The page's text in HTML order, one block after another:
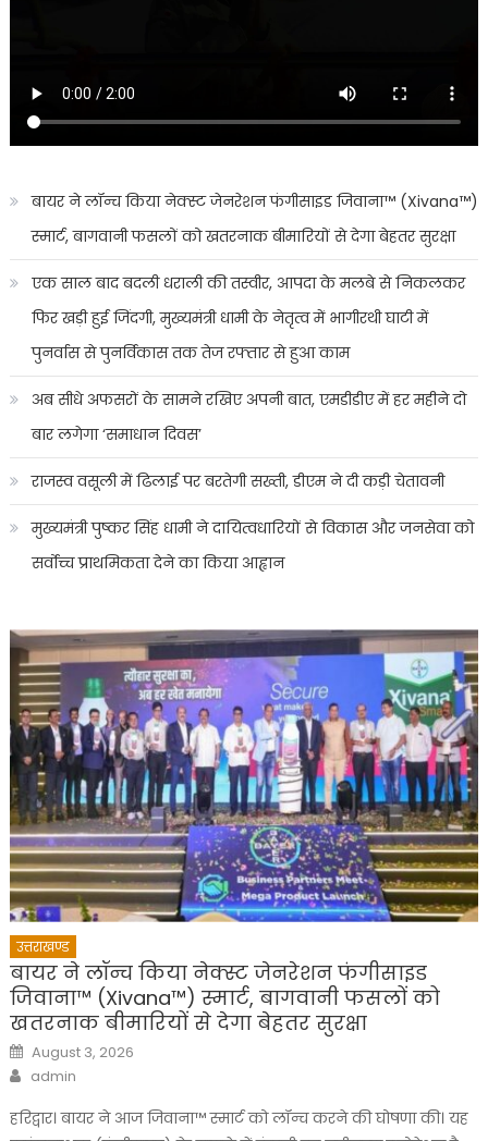
बायर ने लॉन्च किया नेक्स्ट जेनरेशन फंगीसाइड जिवाना™️ (Xivana™️)
स्मार्ट, बागवानी फसलों को खतरनाक बीमारियों से देगा बेहतर सुरक्षा
एक साल बाद बदली धराली की तस्वीर, आपदा के मलबे से निकलकर
फिर खड़ी हुई जिंदगी, मुख्यमंत्री धामी के नेतृत्व में भागीरथी घाटी में
पुनर्वास से पुनर्विकास तक तेज रफ्तार से हुआ काम
अब सीधे अफसरों के सामने रखिए अपनी बात, एमडीडीए में हर महीने दो
बार लगेगा ‘समाधान दिवस’
राजस्व वसूली में ढिलाई पर बरतेगी सख्ती, डीएम ने दी कड़ी चेतावनी
मुख्यमंत्री पुष्कर सिंह धामी ने दायित्वधारियों से विकास और जनसेवा को
सर्वोच्च प्राथमिकता देने का किया आह्वान
उत्तराखण्ड
बायर ने लॉन्च किया नेक्स्ट जेनरेशन फंगीसाइड
जिवाना™️ (Xivana™️) स्मार्ट, बागवानी फसलों को
खतरनाक बीमारियों से देगा बेहतर सुरक्षा
Posted
on
August 3, 2026
Author
admin
हरिद्वार। बायर ने आज जिवाना™️ स्मार्ट को लॉन्च करने की घोषणा की। यह